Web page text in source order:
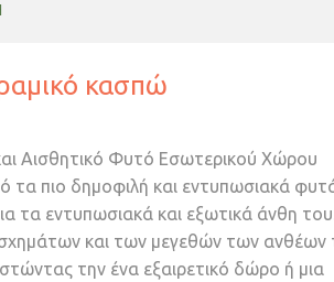
κασπώ
Αισθητικό Φυτό Εσωτερικού Χώρου
τα πιο δημοφιλή και εντυπωσιακά
τα εντυπωσιακά και εξωτικά άνθη
και των μεγεθών των ανθέων
την ένα εξαιρετικό δώρο ή μια